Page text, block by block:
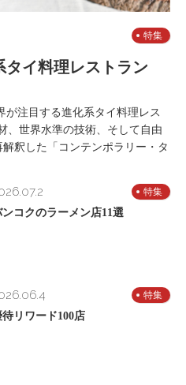
特集
イ料理レストラン
が注目する進化系タイ料理レス
世界水準の技術、そして自由
釈した「コンテンポラリー・タ
特集
ンコクのラーメン店11選
特集
待リワード100店